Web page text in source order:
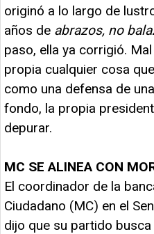
originó a lo largo de
años de abrazos, no
paso, ella ya corrigió.
propia cualquier cosa
como una defensa de
fondo, la propia
depurar.
MC SE ALINEA CON
El coordinador de la
Ciudadano (MC) en el
dijo que su partido